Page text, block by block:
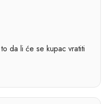
da li će se kupac vratiti